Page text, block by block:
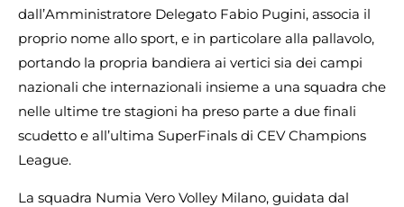
dall’Amministratore Delegato Fabio Pugini, associa il
proprio nome allo sport, e in particolare alla pallavolo,
portando la propria bandiera ai vertici sia dei campi
nazionali che internazionali insieme a una squadra che
nelle ultime tre stagioni ha preso parte a due finali
scudetto e all’ultima SuperFinals di CEV Champions
League.
La squadra Numia Vero Volley Milano, guidata dal